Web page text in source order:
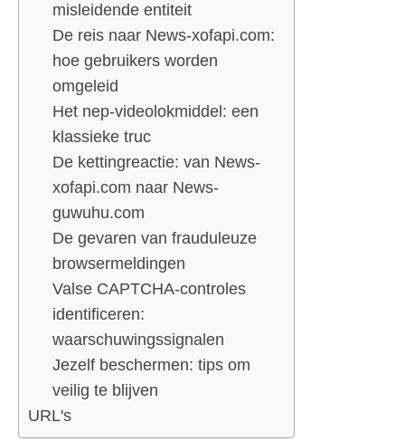
misleidende entiteit
De reis naar News-xofapi.com:
hoe gebruikers worden
omgeleid
Het nep-videolokmiddel: een
klassieke truc
De kettingreactie: van News-
xofapi.com naar News-
guwuhu.com
De gevaren van frauduleuze
browsermeldingen
Valse CAPTCHA-controles
identificeren:
waarschuwingssignalen
Jezelf beschermen: tips om
veilig te blijven
URL's